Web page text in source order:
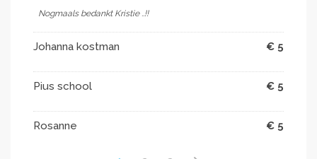
Nogmaals bedankt Kristie ..!!
Johanna kostman € 5
Pius school € 5
Rosanne € 5